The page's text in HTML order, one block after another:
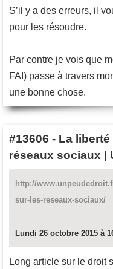
S’il y a des erreurs, il
pour les résoudre.
Par contre je vois que
FAI) passe à travers
une bonne chose.
#13606 - La liberté
réseaux sociaux |
http://
sur-les-reseaux-sociaux/
Lundi 26 octobre 2015 à
Long article sur le droit